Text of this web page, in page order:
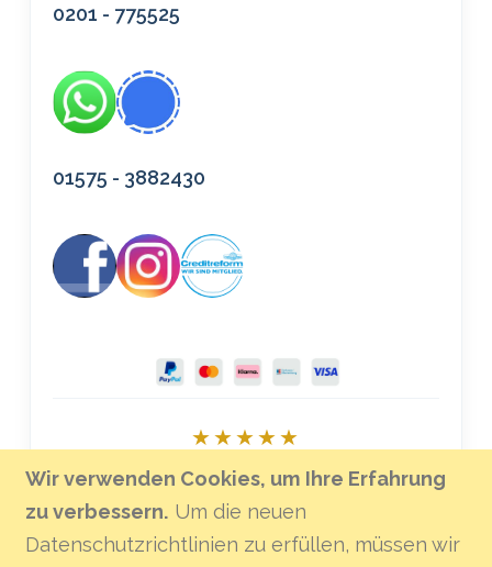
Wir verwenden Cookies, um Ihre Erfahrung
zu verbessern. Um die neuen
Datenschutzrichtlinien zu erfüllen, müssen wir
0201 - 775525
01575 - 3882430
★★★★★
Bei Google bewerten